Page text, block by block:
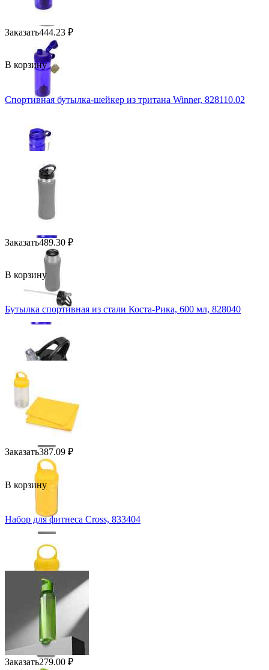
Заказать444.23 ₽
В корзину
Спортивная бутылка-шейкер из тритана Winner, 828110.02
Заказать489.30 ₽
В корзину
Бутылка спортивная из стали Коста-Рика, 600 мл, 828040
Заказать387.09 ₽
В корзину
Набор для фитнеса Cross, 833404
Заказать279.00 ₽